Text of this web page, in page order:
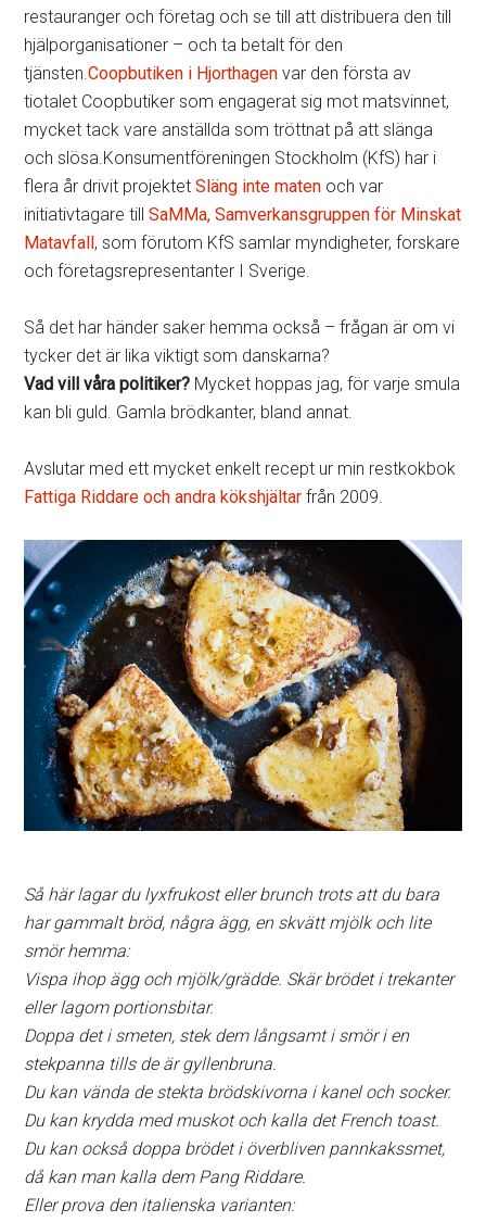
restauranger och företag och se till att distribuera den till
hjälporganisationer – och ta betalt för den
tjänsten.Coopbutiken i Hjorthagen var den första av
tiotalet Coopbutiker som engagerat sig mot matsvinnet,
mycket tack vare anställda som tröttnat på att slänga
och slösa.Konsumentföreningen Stockholm (KfS) har i
flera år drivit projektetSläng inte maten och var
initiativtagare tillSaMMa, Samverkansgruppen för Minskat
Matavfall, som förutom KfS samlar myndigheter, forskare
och företagsrepresentanter I Sverige.
Så det har händer saker hemma också – frågan är om vi
tycker det är lika viktigt som danskarna?
Vad vill våra politiker? Mycket hoppas jag, för varje smula
kan bli guld. Gamla brödkanter, bland annat.
Avslutar med ett mycket enkelt recept ur min restkokbok
Fattiga Riddare och andra kökshjältar från 2009.
Så här lagar du lyxfrukost eller brunch trots att du bara
har gammalt bröd, några ägg, en skvätt mjölk och lite
smör hemma:
Vispa ihop ägg och mjölk/grädde. Skär brödet i trekanter
eller lagom portionsbitar.
Doppa det i smeten, stek dem långsamt i smör i en
stekpanna tills de är gyllenbruna.
Du kan vända de stekta brödskivorna i kanel och socker.
Du kan krydda med muskot och kalla det French toast.
Du kan också doppa brödet i överbliven pannkakssmet,
då kan man kalla dem Pang Riddare.
Eller prova den italienska varianten: